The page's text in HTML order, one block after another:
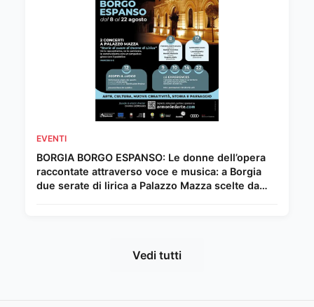
EVENTI
BORGIA BORGO ESPANSO: Le donne dell’opera
raccontate attraverso voce e musica: a Borgia
due serate di lirica a Palazzo Mazza scelte da
Vedi tutti